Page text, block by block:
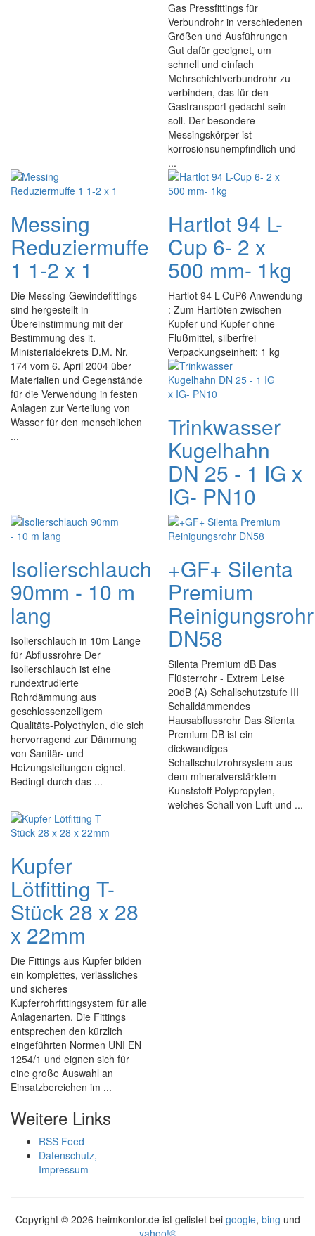
Gas Pressfittings für
Verbundrohr in verschiedenen
Größen und Ausführungen
Gut dafür geeignet, um
schnell und einfach
Mehrschichtverbundrohr zu
verbinden, das für den
Gastransport gedacht sein
soll. Der besondere
Messingskörper ist
korrosionsunempfindlich und
...
Messing
Reduziermuffe
1 1-2 x 1
Die Messing-Gewindefittings
sind hergestellt in
Übereinstimmung mit der
Bestimmung des it.
Ministerialdekrets D.M. Nr.
174 vom 6. April 2004 über
Materialien und Gegenstände
für die Verwendung in festen
Anlagen zur Verteilung von
Wasser für den menschlichen
...
Hartlot 94 L-
Cup 6- 2 x
500 mm- 1kg
Hartlot 94 L-CuP6 Anwendung
: Zum Hartlöten zwischen
Kupfer und Kupfer ohne
Flußmittel, silberfrei
Verpackungseinheit: 1 kg
Trinkwasser
Kugelhahn
DN 25 - 1 IG x
IG- PN10
Isolierschlauch
90mm - 10 m
lang
Isolierschlauch in 10m Länge
für Abflussrohre Der
Isolierschlauch ist eine
rundextrudierte
Rohrdämmung aus
geschlossenzelligem
Qualitäts-Polyethylen, die sich
hervorragend zur Dämmung
von Sanitär- und
Heizungsleitungen eignet.
Bedingt durch das ...
+GF+ Silenta
Premium
Reinigungsrohr
DN58
Silenta Premium dB Das
Flüsterrohr - Extrem Leise
20dB (A) Schallschutzstufe III
Schalldämmendes
Hausabflussrohr Das Silenta
Premium DB ist ein
dickwandiges
Schallschutzrohrsystem aus
dem mineralverstärktem
Kunststoff Polypropylen,
welches Schall von Luft und ...
Kupfer
Lötfitting T-
Stück 28 x 28
x 22mm
Die Fittings aus Kupfer bilden
ein komplettes, verlässliches
und sicheres
Kupferrohrfittingsystem für alle
Anlagenarten. Die Fittings
entsprechen den kürzlich
eingeführten Normen UNI EN
1254/1 und eignen sich für
eine große Auswahl an
Einsatzbereichen im ...
Weitere Links
RSS Feed
Datenschutz,
Impressum
Copyright © 2026 heimkontor.de ist gelistet bei google, bing und
yahoo!®